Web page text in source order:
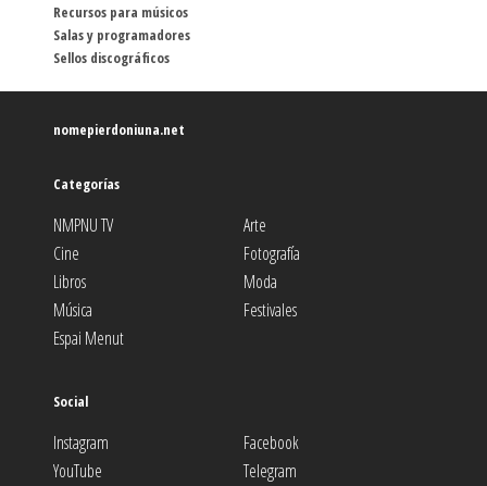
Recursos para músicos
Salas y programadores
Sellos discográficos
nomepierdoniuna.net
Categorías
NMPNU TV
Arte
Cine
Fotografía
Libros
Moda
Música
Festivales
Espai Menut
Social
Instagram
Facebook
YouTube
Telegram